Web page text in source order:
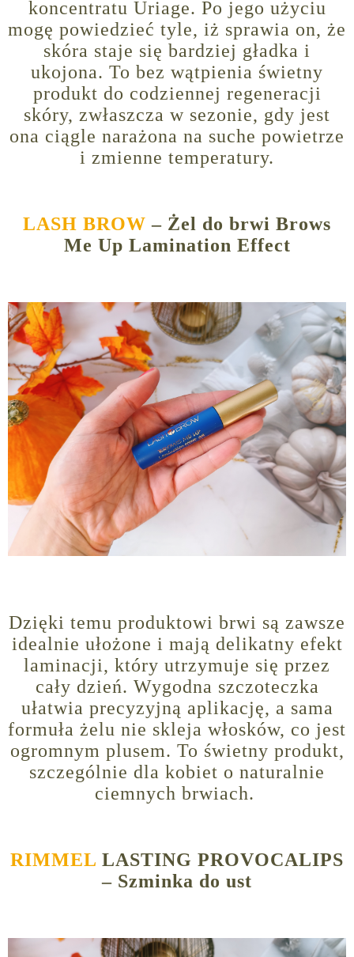
koncentratu Uriage. Po jego użyciu
mogę powiedzieć tyle, iż sprawia on, że
skóra staje się bardziej gładka i
ukojona. To bez wątpienia świetny
produkt do codziennej regeneracji
skóry, zwłaszcza w sezonie, gdy jest
ona ciągle narażona na suche powietrze
i zmienne temperatury.
LASH BROW – Żel do brwi Brows
Me Up Lamination Effect
Dzięki temu produktowi brwi są zawsze
idealnie ułożone i mają delikatny efekt
laminacji, który utrzymuje się przez
cały dzień. Wygodna szczoteczka
ułatwia precyzyjną aplikację, a sama
formuła żelu nie skleja włosków, co jest
ogromnym plusem. To świetny produkt,
szczególnie dla kobiet o naturalnie
ciemnych brwiach.
RIMMEL LASTING PROVOCALIPS
– Szminka do ust